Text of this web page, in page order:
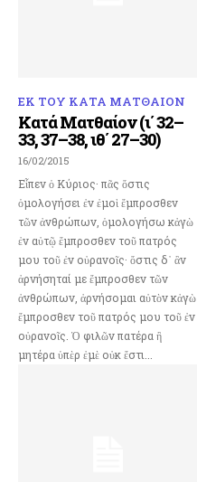
ΕΚ ΤΟΥ ΚΑΤΑ ΜΑΤΘΑΙΟΝ
Κατά Ματθαίον (ι΄ 32–
33, 37–38, ιθ΄ 27–30)
16/02/2015
Εἶπεν ὁ Κύριος· πᾶς ὅστις
ὁμολογήσει ἐν ἐμοὶ ἔμπροσθεν
τῶν ἀνθρώπων, ὁμολογήσω κἀγὼ
ἐν αὐτῷ ἔμπροσθεν τοῦ πατρός
μου τοῦ ἐν οὐρανοῖς· ὅστις δ᾿ ἂν
ἀρνήσηταί με ἔμπροσθεν τῶν
ἀνθρώπων, ἀρνήσομαι αὐτὸν κἀγὼ
ἔμπροσθεν τοῦ πατρός μου τοῦ ἐν
οὐρανοῖς. Ὁ φιλῶν πατέρα ἢ
μητέρα ὑπὲρ ἐμὲ οὐκ ἔστι...